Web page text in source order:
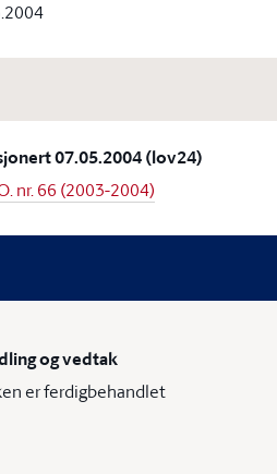
07.05.2004 (lov24)
nr. 66 (2003-2004)
og vedtak
er ferdigbehandlet